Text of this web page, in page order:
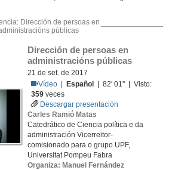
Dirección de persoas en
públicas
Dirección de persoas en
administracións públicas
21 de set. de 2017
Vídeo
Español
| 82' 01'' | Visto:
359 veces
Descargar presentación
Carles Ramió Matas
Catedrático de Ciencia política e da
administración Vicerreitor-
comisionado para o grupo UPF,
Universitat Pompeu Fabra
Organiza: Manuel Fernández